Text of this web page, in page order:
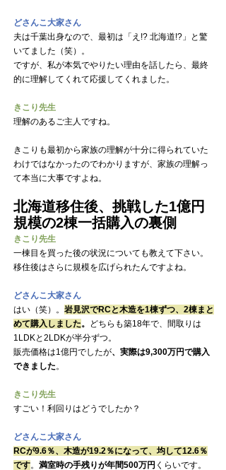
どさんこ大家さん
夫は千葉出身なので、最初は「え!? 北海道!?」と驚
いてました（笑）。
ですが、私が本気でやりたい理由を話したら、最終
的に理解してくれて応援してくれました。
きこり先生
理解のあるご主人ですね。
きこりも最初から家族の理解が十分に得られていた
わけではなかったのでわかりますが、家族の理解っ
て本当に大事ですよね。
北海道移住後、挑戦した1億円
規模の2棟一括購入の裏側
きこり先生
一棟目を買った後の状況についても教えて下さい。
移住後はさらに規模を広げられたんですよね。
どさんこ大家さん
はい（笑）。 岩見沢でRCと木造を1棟ずつ、2棟まと
めて購入しました。
どちらも築18年で、間取りは
1LDKと2LDKが半分ずつ 。
販売価格は1億円でしたが、実際は9,300万円で購入
できました 。
きこり先生
すごい！利回りはどうでしたか？
どさんこ大家さん
RCが9.6％、木造が19.2％になって、均して12.6％
です。 満室時の手残りが年間500万円 くらいです。